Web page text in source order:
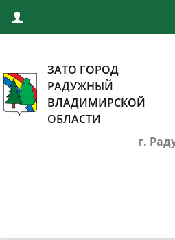
ЗАТО ГОРОД
РАДУЖНЫЙ
ВЛАДИМИРСКОЙ
ОБЛАСТИ
г.